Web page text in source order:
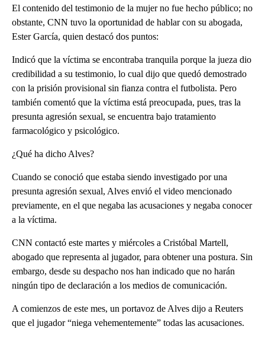
El contenido del testimonio de la mujer no fue hecho público; no
obstante, CNN tuvo la oportunidad de hablar con su abogada,
Ester García, quien destacó dos puntos:
Indicó que la víctima se encontraba tranquila porque la jueza dio
credibilidad a su testimonio, lo cual dijo que quedó demostrado
con la prisión provisional sin fianza contra el futbolista. Pero
también comentó que la víctima está preocupada, pues, tras la
presunta agresión sexual, se encuentra bajo tratamiento
farmacológico y psicológico.
¿Qué ha dicho Alves?
Cuando se conoció que estaba siendo investigado por una
presunta agresión sexual, Alves envió el video mencionado
previamente, en el que negaba las acusaciones y negaba conocer
a la víctima.
CNN contactó este martes y miércoles a Cristóbal Martell,
abogado que representa al jugador, para obtener una postura. Sin
embargo, desde su despacho nos han indicado que no harán
ningún tipo de declaración a los medios de comunicación.
A comienzos de este mes, un portavoz de Alves dijo a Reuters
que el jugador “niega vehementemente” todas las acusaciones.